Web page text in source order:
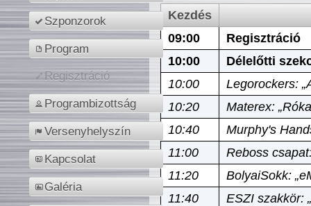
Szponzorok
Program
Regisztráció
Programbizottság
Versenyhelyszín
Kapcsolat
Galéria
Kezdés
09:00
Regisztráció
10:00
Délelőtti
10:00
Legorockers:
10:20
Materex:
10:40
Murphy's
11:00
Reboss
11:20
BolyaiSokk:
11:40
ESZI szakkör: